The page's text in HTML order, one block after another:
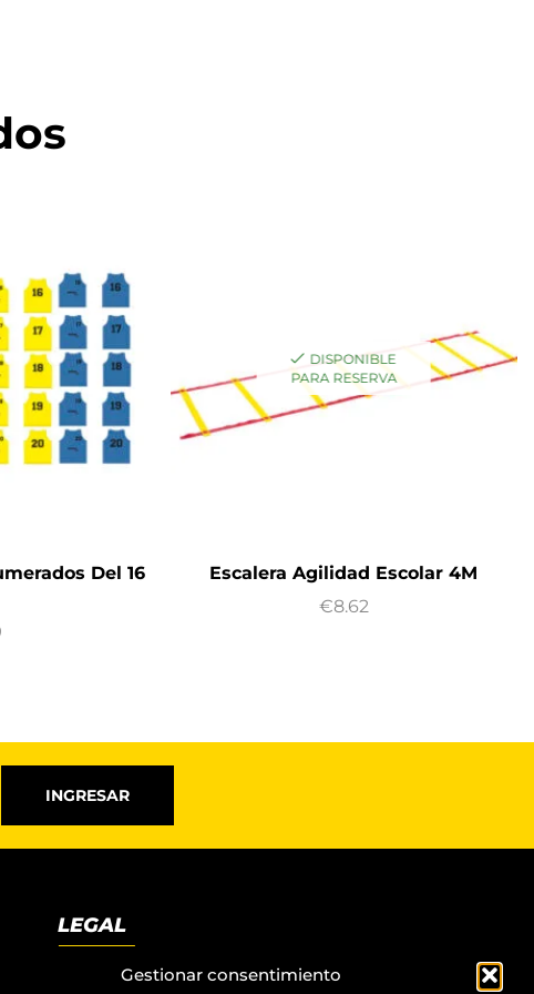
Gestionar consentimiento
Del 16
DISPONIBLE
PARA RESERVA
Escalera Agilidad Escolar 4M
€8.62
INGRESAR
LEGAL
Términos y condiciones